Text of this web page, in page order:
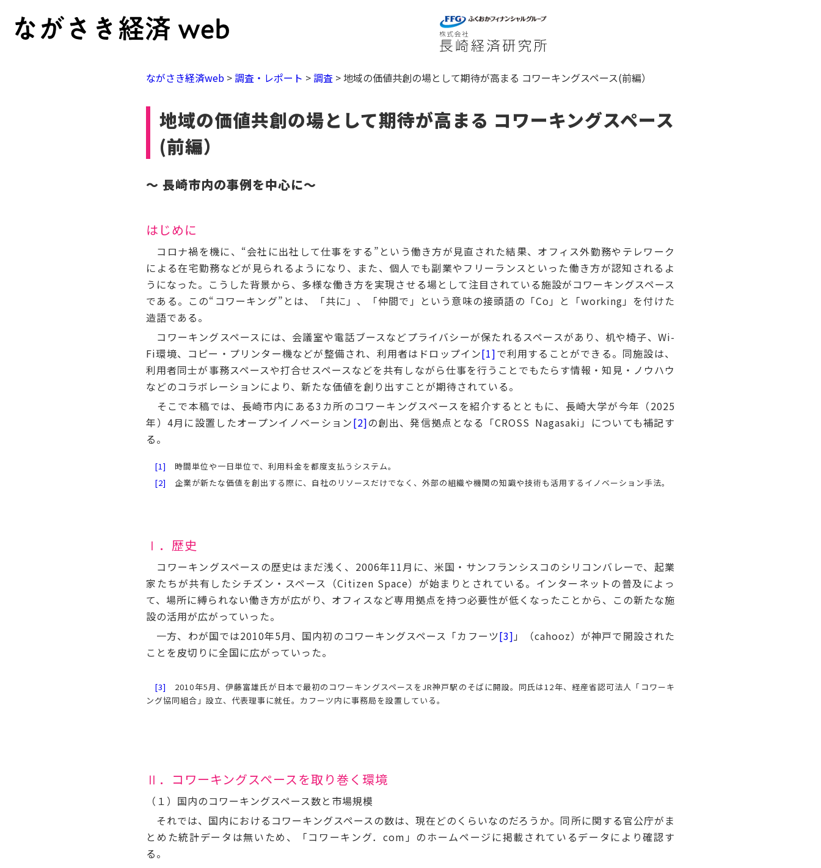
ながさき経済web >調査・レポート >調査 >地域の価値共創の場として期待が高まる コワーキングスペース(前編）
地域の価値共創の場として期待が高まる コワーキングスペース
(前編）
～ 長崎市内の事例を中心に～
はじめに
コロナ禍を機に、“会社に出社して仕事をする”という働き方が見直された結果、オフィス外勤務やテレワーク
による在宅勤務などが見られるようになり、また、個人でも副業やフリーランスといった働き方が認知されるよ
うになった。こうした背景から、多様な働き方を実現させる場として注目されている施設がコワーキングスペース
である。この“コワーキング”とは、「共に」、「仲間で」という意味の接頭語の「Co」と「working」を付けた
造語である。
コワーキングスペースには、会議室や電話ブースなどプライバシーが保たれるスペースがあり、机や椅子、Wi-
Fi環境、コピー・プリンター機などが整備され、利用者はドロップイン[1]で利用することができる。同施設は、
利用者同士が事務スペースや打合せスペースなどを共有しながら仕事を行うことでもたらす情報・知見・ノウハウ
などのコラボレーションにより、新たな価値を創り出すことが期待されている。
そこで本稿では、長崎市内にある3カ所のコワーキングスペースを紹介するとともに、長崎大学が今年（2025
年）4月に設置したオープンイノベーション[2]の創出、発信拠点となる「CROSS Nagasaki」についても補記す
る。
[1]
時間単位や一日単位で、利用料金を都度支払うシステム。
[2]
企業が新たな価値を創出する際に、自社のリソースだけでなく、外部の組織や機関の知識や技術も活用するイノベーション手法。
Ⅰ．歴史
コワーキングスペースの歴史はまだ浅く、2006年11月に、米国・サンフランシスコのシリコンバレーで、起業
家たちが共有したシチズン・スペース（Citizen Space）が始まりとされている。インターネットの普及によっ
て、場所に縛られない働き方が広がり、オフィスなど専用拠点を持つ必要性が低くなったことから、この新たな施
設の活用が広がっていった。
一方、わが国では2010年5月、国内初のコワーキングスペース「カフーツ[3] 」（cahooz）が神戸で開設された
ことを皮切りに全国に広がっていった。
[3]
2010年5月、伊藤富雄氏が日本で最初のコワーキングスペースをJR神戸駅のそばに開設。同氏は12年、経産省認可法人「コワーキ
ング協同組合」設立、代表理事に就任。カフーツ内に事務局を設置している。
Ⅱ．コワーキングスペースを取り巻く環境
（１）国内のコワーキングスペース数と市場規模
それでは、国内におけるコワーキングスペースの数は、現在どのくらいなのだろうか。同所に関する官公庁がま
とめた統計データは無いため、「コワーキング．com」のホームページに掲載されているデータにより確認す
る。